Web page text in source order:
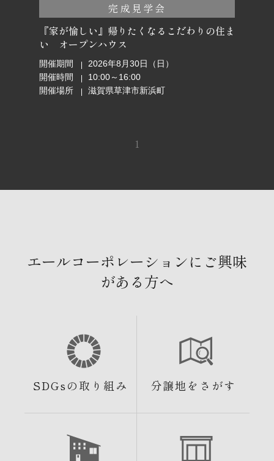
完成見学会
『家が愉しい』帰りたくなるこだわりの住ま
い オープンハウス
開催期間
2026年8月30日（日）
開催時間
10:00～16:00
開催場所
滋賀県草津市新浜町
1
エールコーポレーションにご興味
がある方へ
SDGsの取り組み 分譲地をさがす